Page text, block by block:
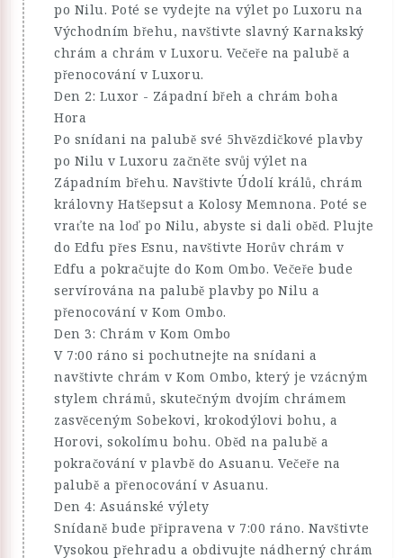
po Nilu. Poté se vydejte na výlet po Luxoru na
Východním břehu, navštivte slavný Karnakský
chrám a chrám v Luxoru. Večeře na palubě a
přenocování v Luxoru.
Den 2: Luxor - Západní břeh a chrám boha
Hora
Po snídani na palubě své 5hvězdičkové plavby
po Nilu v Luxoru začněte svůj výlet na
Západním břehu. Navštivte Údolí králů, chrám
královny Hatšepsut a Kolosy Memnona. Poté se
vraťte na loď po Nilu, abyste si dali oběd. Plujte
do Edfu přes Esnu, navštivte Horův chrám v
Edfu a pokračujte do Kom Ombo. Večeře bude
servírována na palubě plavby po Nilu a
přenocování v Kom Ombo.
Den 3: Chrám v Kom Ombo
V 7:00 ráno si pochutnejte na snídani a
navštivte chrám v Kom Ombo, který je vzácným
stylem chrámů, skutečným dvojím chrámem
zasvěceným Sobekovi, krokodýlovi bohu, a
Horovi, sokolímu bohu. Oběd na palubě a
pokračování v plavbě do Asuanu. Večeře na
palubě a přenocování v Asuanu.
Den 4: Asuánské výlety
Snídaně bude připravena v 7:00 ráno. Navštivte
Vysokou přehradu a obdivujte nádherný chrám